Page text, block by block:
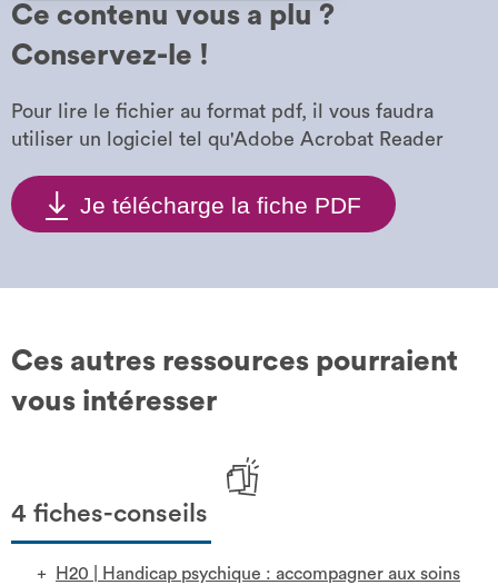
Ce contenu vous a plu ?
Conservez-le !
Pour lire le fichier au format pdf, il vous faudra
utiliser un logiciel tel qu'Adobe Acrobat Reader
Je télécharge la fiche PDF
Ces autres ressources pourraient
vous intéresser
4 fiches-conseils
H20
Handicap psychique : accompagner aux soins